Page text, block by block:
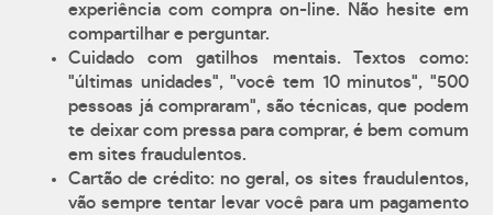
experiência com compra on-line. Não hesite em
compartilhar e perguntar.
Cuidado com gatilhos mentais. Textos como:
"últimas unidades", "você tem 10 minutos", "500
pessoas já compraram", são técnicas, que podem
te deixar com pressa para comprar, é bem comum
em sites fraudulentos.
Cartão de crédito: no geral, os sites fraudulentos,
vão sempre tentar levar você para um pagamento